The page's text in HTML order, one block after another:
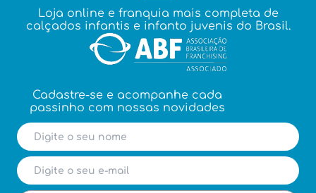
Loja online e franquia mais completa de
calçados infantis e infanto juvenis do Brasil.
Cadastre-se e acompanhe cada
passinho com nossas novidades